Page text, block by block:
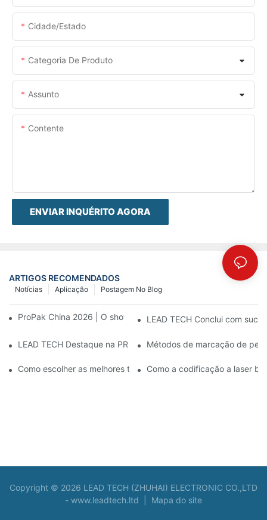
Cidade/estado
Categoria De Produto
Assunto
Contente
ENVIAR INQUÉRITO AGORA
ARTIGOS RECOMENDADOS
Postagem No Blog
Aplicação
Notícias
ProPak China 2026 | O show termina, nosso serviço não.
LEAD TECH Conclui com
LEAD TECH Destaque na PR Newswire: Apresentação de
Métodos de marcação de
Como escolher as melhores tecnologias para codificação e
Como a codificação a laser
Copyright © 2026 LEAD TECH (ZHUHAI) ELECTRONIC CO.,LTD
- www.leadtech.ltd Mapa do site